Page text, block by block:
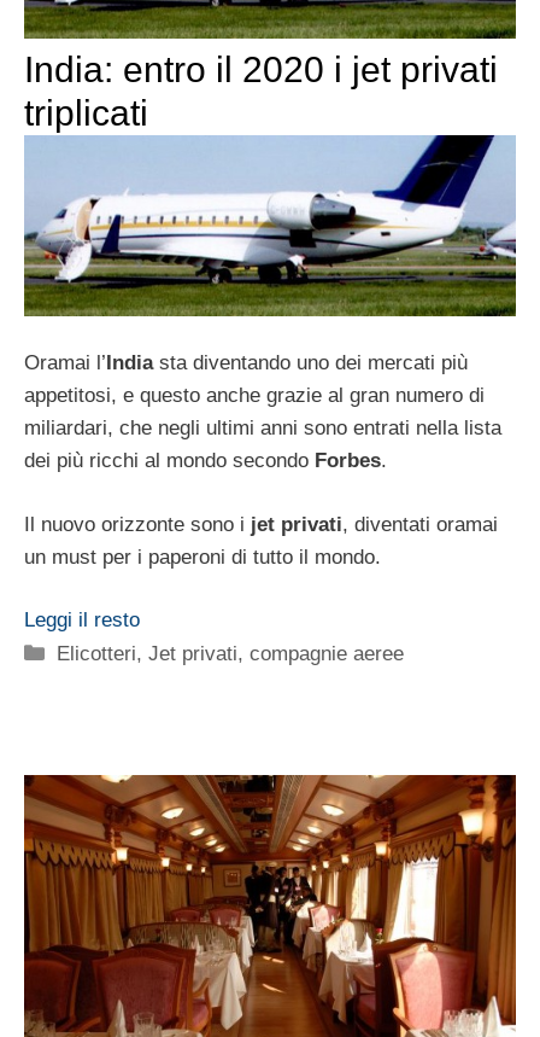
India: entro il 2020 i jet privati
triplicati
Oramai l’Indiasta diventando uno dei mercati più
appetitosi, e questo anche grazie al gran numero di
miliardari, che negli ultimi anni sono entrati nella lista
dei più ricchi al mondo secondo Forbes.
Il nuovo orizzonte sono i jet privati, diventati oramai
un must per i paperoni di tutto il mondo.
Leggi il resto
Categorie
Elicotteri, Jet privati, compagnie aeree